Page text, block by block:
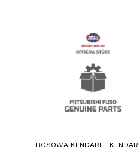
BOSOWA KENDARI - KENDARI